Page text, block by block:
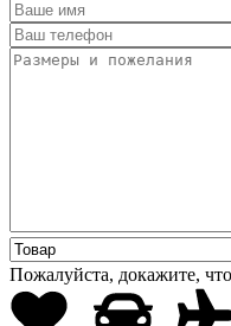
Пожалуйста, докажите,